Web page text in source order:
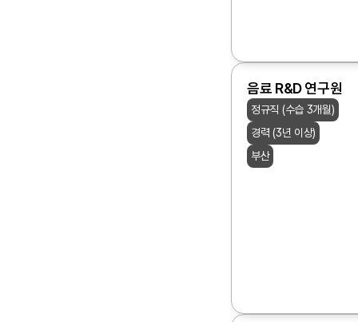
음료 R&D 연구원
정규직 (수습 3개월)
경력 (3년 이상)
부산